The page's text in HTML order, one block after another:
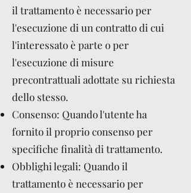
il trattamento è necessario per
l'esecuzione di un contratto di cui
l'interessato è parte o per
l'esecuzione di misure
precontrattuali adottate su richiesta
dello stesso.
Consenso: Quando l'utente ha
fornito il proprio consenso per
specifiche finalità di trattamento.
Obblighi legali: Quando il
trattamento è necessario per